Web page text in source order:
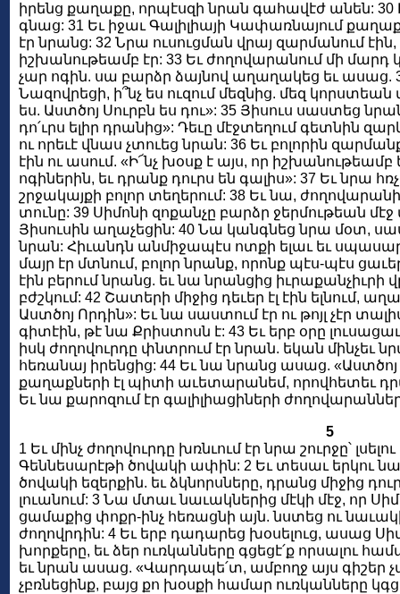
իրենց քաղաքը, որպէսզի նրան գահավէժ անեն: 30
գնաց: 31 Եւ իջաւ Գալիլիայի Կափառնայում
էր նրանց: 32 Նրա ուսուցման վրայ զարմանում
իշխանութեամբ էր: 33 Եւ ժողովարանում մի մարդ
չար ոգին. սա բարձր ձայնով աղաղակեց եւ ասաց.
Նազովրեցի, ի՞նչ ես ուզում մեզնից. մեզ
ես. Աստծոյ Սուրբն ես դու»: 35 Յիսուս սաստեց
դո՛ւրս ելիր դրանից»: Դեւը մէջտեղում գետնին
ու որեւէ վնաս չտուեց նրան: 36 Եւ բոլորին
էին ու ասում. «Ի՜նչ խօսք է այս, որ
ոգիներին, եւ դրանք դուրս են գալիս»: 37 Եւ նրա
շրջակայքի բոլոր տեղերում: 38 Եւ նա,
տունը: 39 Սիմոնի զոքանչը բարձր ջերմութեան
Յիսուսին աղաչեցին: 40 Նա կանգնեց նրա մօտ,
նրան: Հիւանդն անմիջապէս ոտքի ելաւ եւ
մայր էր մտնում, բոլոր նրանք, որոնք պէս-պէս
էին բերում նրանց. եւ նա նրանցից իւրաքանչիւրի
բժշկում: 42 Շատերի միջից դեւեր էլ էին ելնում,
Աստծոյ Որդին»: Եւ նա սաստում էր ու թոյլ չէր
գիտէին, թէ նա Քրիստոսն է: 43 Եւ երբ օրը
իսկ ժողովուրդը փնտրում էր նրան. եկան մինչեւ
հեռանայ իրենցից: 44 Եւ նա նրանց ասաց. «Աստծոյ
քաղաքների էլ պիտի աւետարանեմ, որովհետեւ
Եւ նա քարոզում էր գալիլիացիների
5
1 Եւ մինչ ժողովուրդը խռնւում էր նրա շուրջը՝
Գեննեսարէթի ծովակի ափին: 2 Եւ տեսաւ երկու
ծովակի եզերքին. եւ ձկնորսները, դրանց միջից
լուանում: 3 Նա մտաւ նաւակներից մէկի մէջ, որ
ցամաքից փոքր-ինչ հեռացնի այն. նստեց ու
ժողովրդին: 4 Եւ երբ դադարեց խօսելուց, ասաց
խորքերը, եւ ձեր ուռկանները գցեցէ՛ք որսալու
եւ նրան ասաց. «Վարդապե՛տ, ամբողջ այս գիշեր
չբռնեցինք, բայց քո խօսքի համար ուռկանները